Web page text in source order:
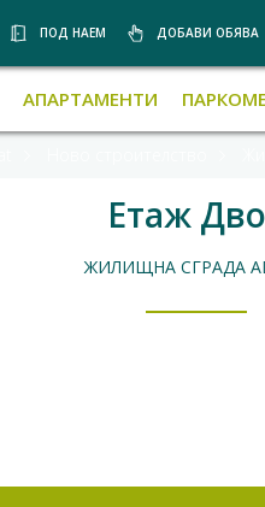
ПОД НАЕМ ДОБАВИ ОБЯВА
АПАРТАМЕНТИ
Етаж
ЖИЛИЩНА СГРАДА